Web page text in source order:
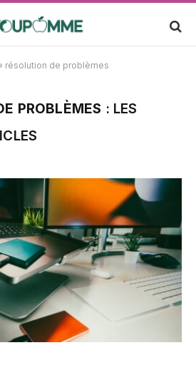
résolution de problèmes
PROBLÈMES : LES